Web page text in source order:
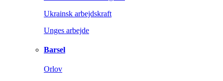
Ukrainsk arbejdskraft
Unges arbejde
Barsel
Orlov